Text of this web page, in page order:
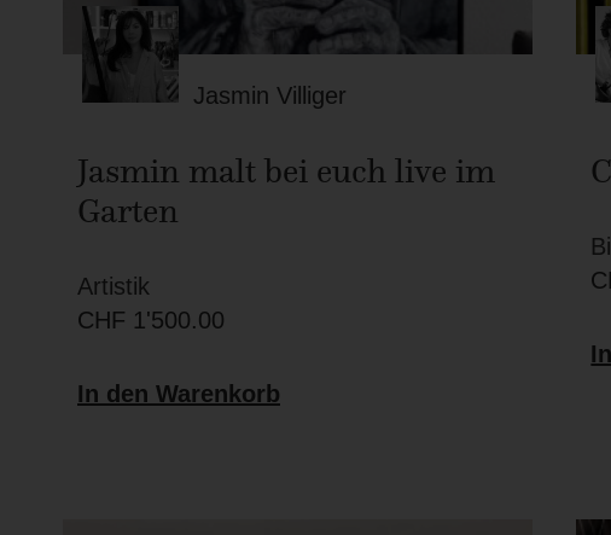
Jasmin Villiger
Jasmin malt bei euch live im
Garten
Artistik
CHF 1'500.00
In den Warenkorb